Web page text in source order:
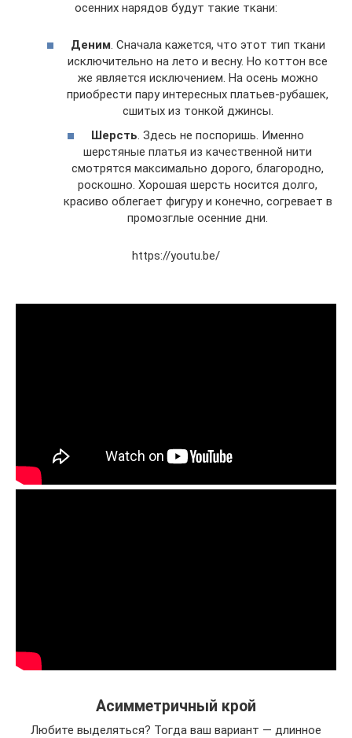
осенних нарядов будут такие ткани:
Деним . Сначала кажется, что этот тип ткани
исключительно на лето и весну. Но коттон все
же является исключением. На осень можно
приобрести пару интересных платьев-рубашек,
сшитых из тонкой джинсы.
Шерсть. Здесь не поспоришь. Именно
шерстяные платья из качественной нити
смотрятся максимально дорого, благородно,
роскошно. Хорошая шерсть носится долго,
красиво облегает фигуру и конечно, согревает в
промозглые осенние дни.
https://youtu.be/
Асимметричный крой
Любите выделяться? Тогда ваш вариант — длинное